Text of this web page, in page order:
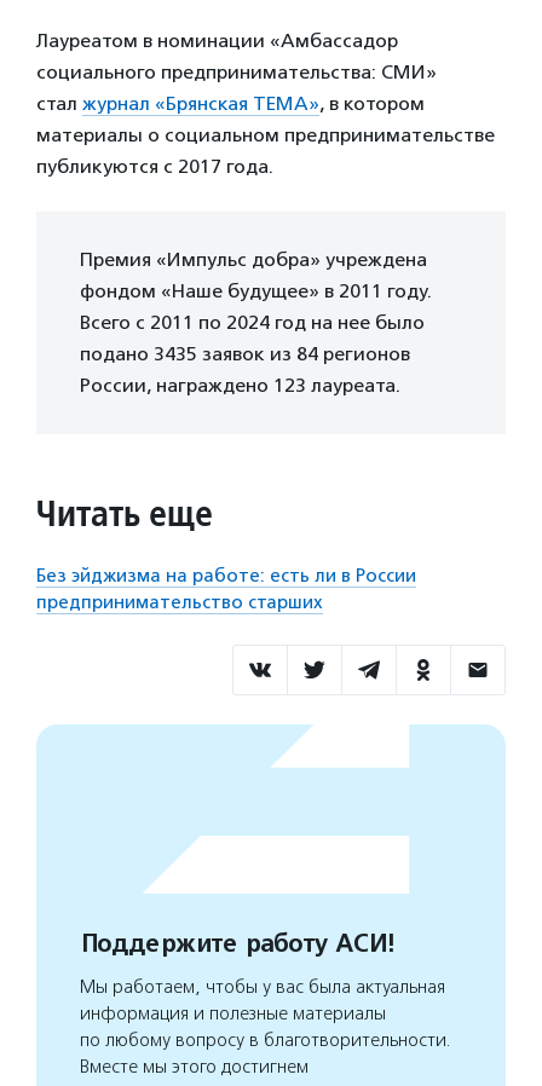
Лауреатом в номинации «Амбассадор
социального предпринимательства: СМИ»
стал журнал «Брянская ТЕМА», в котором
материалы о социальном предпринимательстве
публикуются с 2017 года.
Премия «Импульс добра» учреждена
фондом «Наше будущее» в 2011 году.
Всего с 2011 по 2024 год на нее было
подано 3435 заявок из 84 регионов
России, награждено 123 лауреата.
Читать еще
Без эйджизма на работе: есть ли в России
предпринимательство старших
Поддержите работу АСИ!
Мы работаем, чтобы у вас была актуальная
информация и полезные материалы
по любому вопросу в благотворительности.
Вместе мы этого достигнем